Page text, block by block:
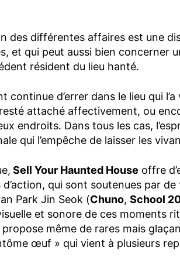
des différentes affaires est une
et qui peut aussi bien concerner
résident du lieu hanté.
d’errer dans le lieu qui l’a
attaché affectivement, ou
endroits. Dans tous les cas,
qui l’empêche de laisser les
Sell Your Haunted House offre
d’action, qui sont soutenues par
Park Jin Seok (Chuno, School
et sonore de ces moments
même de rares mais
œuf » qui vient à plusieurs